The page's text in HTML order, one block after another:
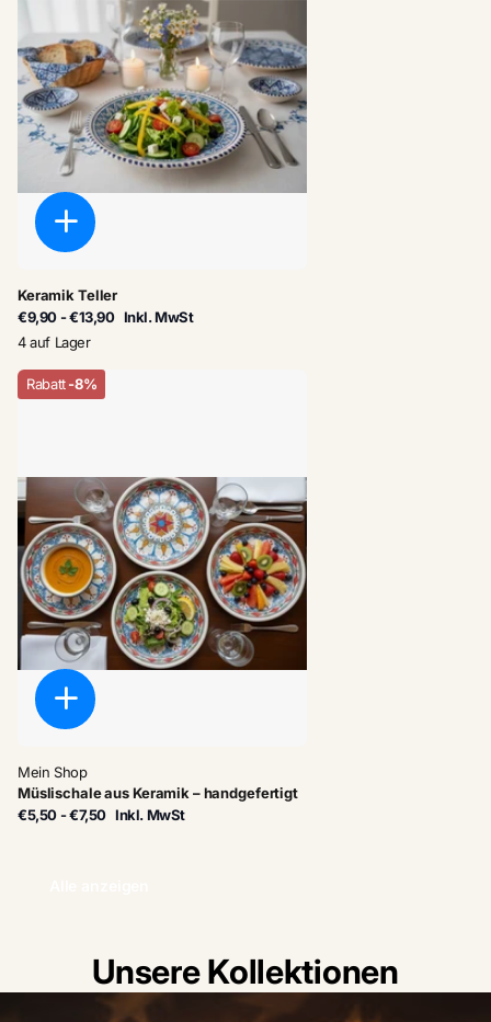
Keramik Teller
€9,90 - €13,90 Inkl. MwSt
4 auf Lager
Rabatt-8%
Mein Shop
Müslischale aus Keramik – handgefertigt
€5,50 - €7,50 Inkl. MwSt
Unsere Kollektionen